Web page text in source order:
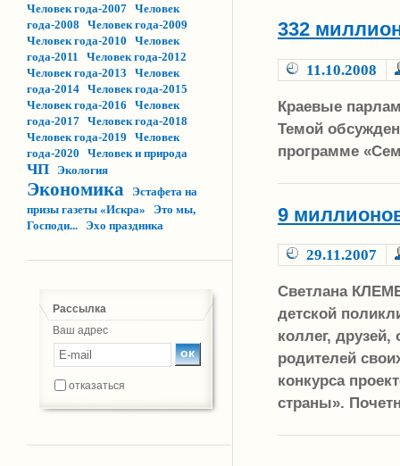
Человек года-2007 Человек
года-2008
Человек года-2009
Человек года-2010
Человек
года-2011
Человек года-2012
Человек года-2013
Человек
года-2014 Человек года-2015
Человек года-2016
Человек
года-2017 Человек года-2018
Человек года-2019
Человек
года-2020
Человек и природа
ЧП Экология
Экономика
Эстафета на
призы газеты «Искра»
Это мы,
Господи...
Эхо праздника
Рассылка
Ваш адрес
отказаться
332
11.10.2008
Краевые
Темой
программе
9
29.11.2007
Светлана
детской
коллег,
родителей
конкурса
страны».